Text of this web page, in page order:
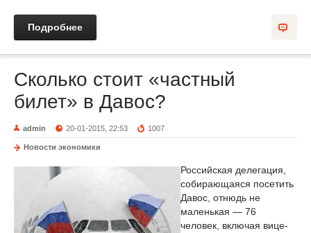
Подробнее
Сколько стоит «частный
билет» в Давос?
admin 20-01-2015, 22:53 1007
Новости экономики
Российская делегация,
собирающаяся посетить
Давос, отнюдь не
маленькая — 76
человек, включая вице-